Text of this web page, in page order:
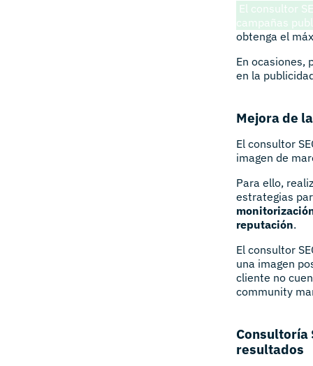
El consultor
campañas
obtenga el
En ocasiones,
en la
Mejora de
El consultor
imagen de
Para ello,
estrategias
reputación.
El consultor
una imagen
cliente no
community
Consultoría
resultados